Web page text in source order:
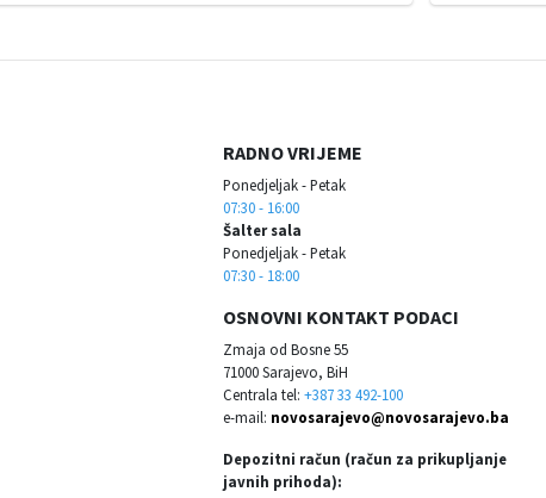
RADNO VRIJEME
Ponedjeljak - Petak
07:30 - 16:00
Šalter sala
Ponedjeljak - Petak
07:30 - 18:00
OSNOVNI KONTAKT PODACI
Zmaja od Bosne 55
71000 Sarajevo, BiH
Centrala tel: +387 33 492-100
e-mail: novosarajevo@novosarajevo.ba
Depozitni račun (račun za prikupljanje
javnih prihoda):